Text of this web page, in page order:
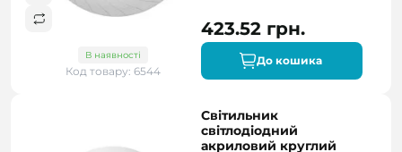
В наявності
Код товару: 6544
423.52 грн.
До кошика
Світильник
світлодіодний
акриловий круглий